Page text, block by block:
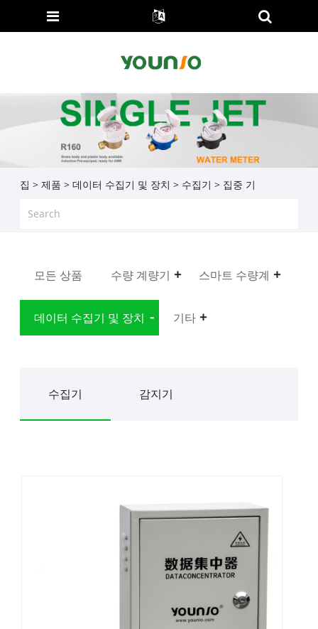
집 > 제품 > 데이터 수집기 ​​및 장치 > 수집기 > 집중 기
모든 상품 수량 계량기 스마트 수량계
데이터 수집기 ​​및 장치 기타
수집기 감지기